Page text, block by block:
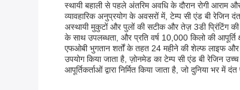
स्थायी बहाली से पहले अंतरिम अवधि के दौरान रोगी आराम और
व्यावहारिक अनुप्रयोग के अवसरों में, टेम्प सी एंड बी रेजिन
अस्थायी मुकुटों और पुलों की सटीक और तेज़ 3डी प्रिंटिंग
के साथ उपलब्धता, और प्रति वर्ष 10,000 किलो की
एफओबी भुगतान शर्तों के तहत 24 महीने की शेल्फ लाइफ
उपयोग किया जाता है, ज़ोनमेड का टेम्प सी एंड बी रेजिन
आपूर्तिकर्ताओं द्वारा निर्मित किया जाता है, जो दुनिया भर